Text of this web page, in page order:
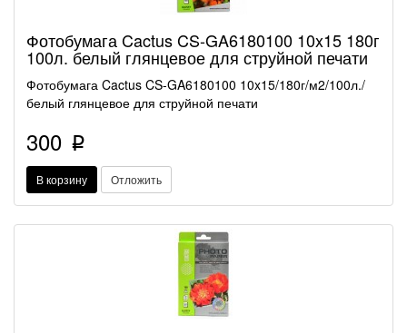
Фотобумага Cactus CS-GA6180100 10x15 180г
100л. белый глянцевое для струйной печати
Фотобумага Cactus CS-GA6180100 10x15/180г/м2/100л./
белый глянцевое для струйной печати
300 p
В корзину Отложить